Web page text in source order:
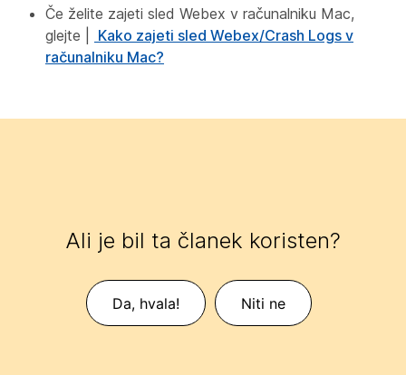
Če želite zajeti sled Webex v računalniku Mac,
glejte |
Kako zajeti sled Webex/Crash Logs v
računalniku Mac?
Ali je bil ta članek koristen?
Da, hvala! Niti ne